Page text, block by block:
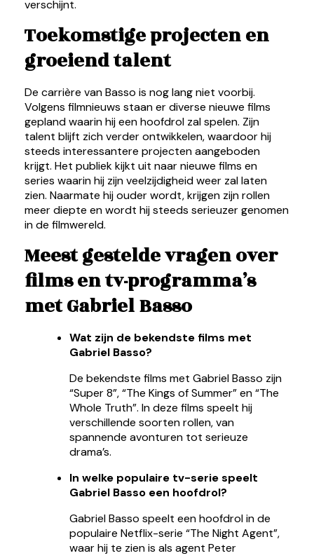
verschijnt.
Toekomstige projecten en
groeiend talent
De carrière van Basso is nog lang niet voorbij.
Volgens filmnieuws staan er diverse nieuwe films
gepland waarin hij een hoofdrol zal spelen. Zijn
talent blijft zich verder ontwikkelen, waardoor hij
steeds interessantere projecten aangeboden
krijgt. Het publiek kijkt uit naar nieuwe films en
series waarin hij zijn veelzijdigheid weer zal laten
zien. Naarmate hij ouder wordt, krijgen zijn rollen
meer diepte en wordt hij steeds serieuzer genomen
in de filmwereld.
Meest gestelde vragen over
films en tv-programma’s
met Gabriel Basso
Wat zijn de bekendste films met
Gabriel Basso?
De bekendste films met Gabriel Basso zijn
“Super 8”, “The Kings of Summer” en “The
Whole Truth”. In deze films speelt hij
verschillende soorten rollen, van
spannende avonturen tot serieuze
drama’s.
In welke populaire tv-serie speelt
Gabriel Basso een hoofdrol?
Gabriel Basso speelt een hoofdrol in de
populaire Netflix-serie “The Night Agent”,
waar hij te zien is als agent Peter